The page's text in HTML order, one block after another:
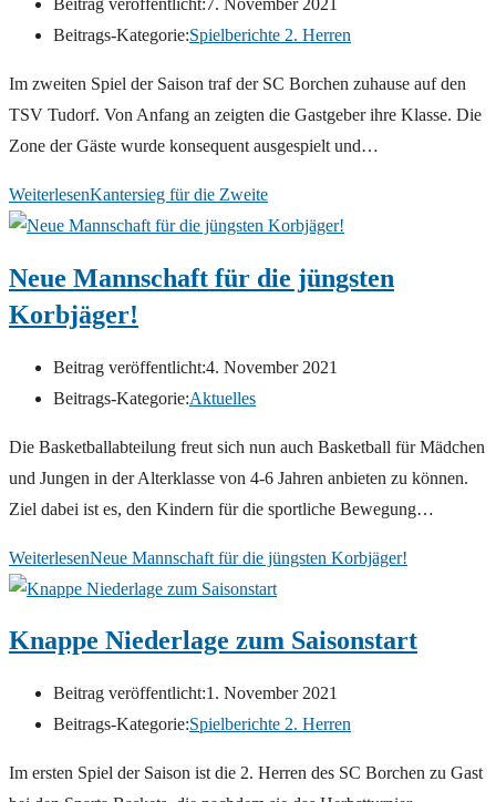
Beitrag veröffentlicht:7. November 2021
Beitrags-Kategorie:Spielberichte 2. Herren
Im zweiten Spiel der Saison traf der SC Borchen zuhause auf den
TSV Tudorf. Von Anfang an zeigten die Gastgeber ihre Klasse. Die
Zone der Gäste wurde konsequent ausgespielt und…
WeiterlesenKantersieg für die Zweite
Neue Mannschaft für die jüngsten
Korbjäger!
Beitrag veröffentlicht:4. November 2021
Beitrags-Kategorie:Aktuelles
Die Basketballabteilung freut sich nun auch Basketball für Mädchen
und Jungen in der Alterklasse von 4-6 Jahren anbieten zu können.
Ziel dabei ist es, den Kindern für die sportliche Bewegung…
WeiterlesenNeue Mannschaft für die jüngsten Korbjäger!
Knappe Niederlage zum Saisonstart
Beitrag veröffentlicht:1. November 2021
Beitrags-Kategorie:Spielberichte 2. Herren
Im ersten Spiel der Saison ist die 2. Herren des SC Borchen zu Gast